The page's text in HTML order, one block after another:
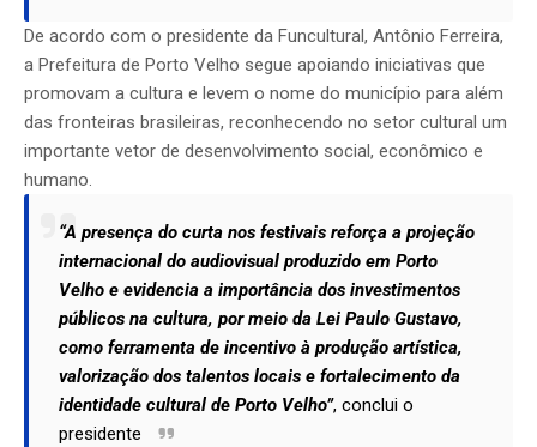
De acordo com o presidente da Funcultural, Antônio Ferreira,
a Prefeitura de Porto Velho segue apoiando iniciativas que
promovam a cultura e levem o nome do município para além
das fronteiras brasileiras, reconhecendo no setor cultural um
importante vetor de desenvolvimento social, econômico e
humano.
“A presença do curta nos festivais reforça a projeção
internacional do audiovisual produzido em Porto
Velho e evidencia a importância dos investimentos
públicos na cultura, por meio da Lei Paulo Gustavo,
como ferramenta de incentivo à produção artística,
valorização dos talentos locais e fortalecimento da
identidade cultural de Porto Velho”, conclui o
presidente